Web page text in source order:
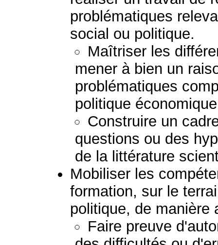
problématiques
social ou politique.
Maîtriser les
mener à bien un
problématiques
politique
Construire un
questions ou des
de la littérature
Mobiliser les
formation, sur le
politique, de manière
Faire preuve